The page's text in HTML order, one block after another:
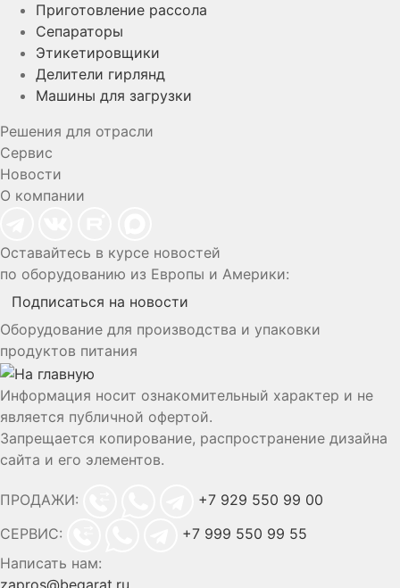
Приготовление рассола
Сепараторы
Этикетировщики
Делители гирлянд
Машины для загрузки
Решения для отрасли
Сервис
Новости
О компании
Оставайтесь в курсе новостей
по оборудованию из Европы и Америки:
Подписаться на новости
Оборудование для производства и упаковки
продуктов питания
Информация носит ознакомительный характер и не
является публичной офертой.
Запрещается копирование, распространение дизайна
сайта и его элементов.
ПРОДАЖИ:
+7 929 550 99 00
СЕРВИС:
+7 999 550 99 55
Написать нам:
zapros@begarat.ru